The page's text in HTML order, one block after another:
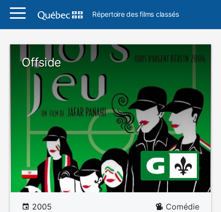
Répertoire des films classés
Offside
2005 Comédie